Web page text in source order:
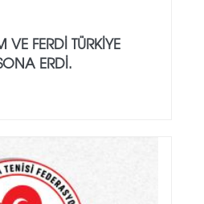
VE FERDİ TÜRKİYE
ERDİ.